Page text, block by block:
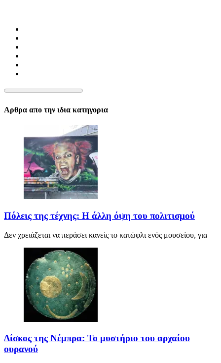
Αρθρα απο την ιδια κατηγορια
Πόλεις της τέχνης: Η άλλη όψη του πολιτισμού
Δεν χρειάζεται να περάσει κανείς το κατώφλι ενός μουσείου, για
Δίσκος της Νέμπρα: Το μυστήριο του αρχαίου
ουρανού